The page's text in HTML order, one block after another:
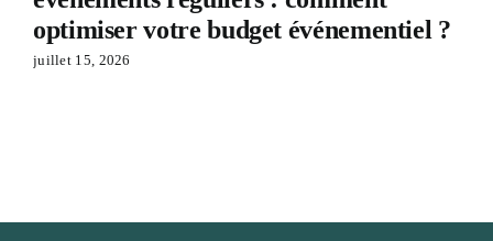
optimiser votre budget événementiel ?
juillet 15, 2026